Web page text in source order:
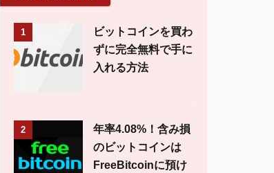
1
ビットコインを買わ
ずに完全無料で手に
入れる方法
2
年率4.08%！含み損
のビットコインは
FreeBitcoinに預け